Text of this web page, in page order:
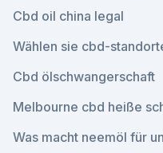
Cbd oil china legal
Wählen sie cbd-
Cbd ölschwangerschaft
Melbourne cbd heiße
Was macht neemöl für